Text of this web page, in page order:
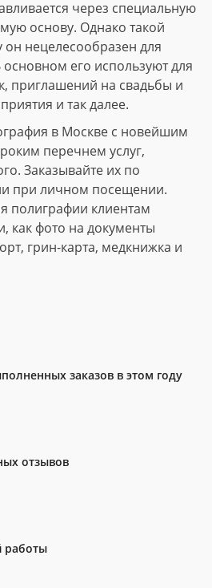
через специальную
основу. Однако такой
он нецелесообразен для
его используют для
приглашений на свадьбы и
и так далее.
в Москве с новейшим
перечнем услуг,
Заказывайте их по
при личном посещении.
полиграфии клиентам
как фото на документы
грин-карта, медкнижка и
заказов в этом году
отзывов
работы